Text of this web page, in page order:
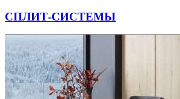
СПЛИТ-СИСТЕМЫ